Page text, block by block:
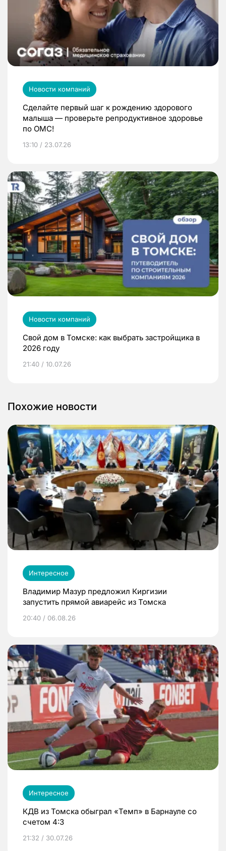
Новости компаний
Сделайте первый шаг к рождению здорового
малыша — проверьте репродуктивное здоровье
по ОМС!
13:10 / 23.07.26
Новости компаний
Свой дом в Томске: как выбрать застройщика в
2026 году
21:40 / 10.07.26
Похожие новости
Интересное
Владимир Мазур предложил Киргизии
запустить прямой авиарейс из Томска
20:40 / 06.08.26
Интересное
КДВ из Томска обыграл «Темп» в Барнауле со
счетом 4:3
21:32 / 30.07.26